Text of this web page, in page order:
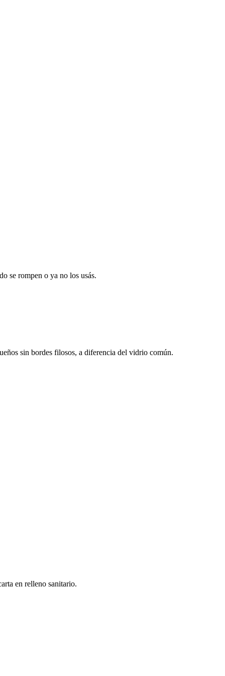
se rompen o ya no los usás.
sin bordes filosos, a diferencia del vidrio común.
en relleno sanitario.